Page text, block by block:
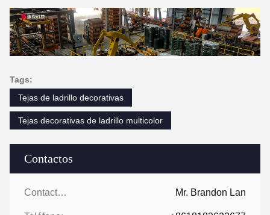
Contactos
Contactos: Mr. Brandon Lan
Tags:
Tejas de ladrillo decorativas
Tejas decorativas de ladrillo multicolor